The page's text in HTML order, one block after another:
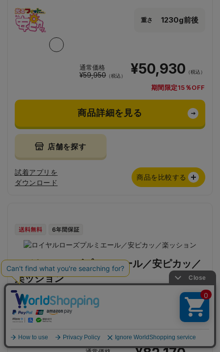
重さ 1230g前後
通常価格
¥59,950 （税込） ¥50,930 （税込）
期間限定15％OFF
商品詳細を見る
店舗を探す
試着アプリを
ダウンロード
商品を比較する
ロイヤルローズプルミエール／安ピカッ／
楽ッション
1320g前後
アイテム比較
アイテムを全削除